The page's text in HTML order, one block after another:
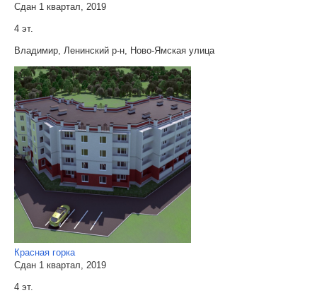
Сдан 1 квартал, 2019
4 эт.
Владимир, Ленинский р-н, Ново-Ямская улица
Красная горка
Сдан 1 квартал, 2019
4 эт.